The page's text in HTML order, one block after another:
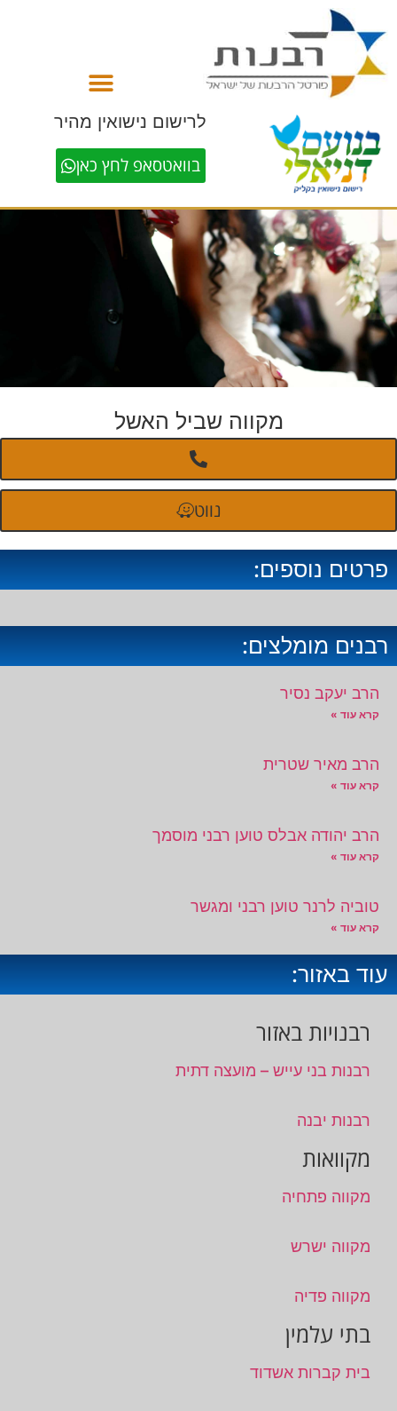
לרישום נישואין מהיר
בוואטסאפ לחץ כאן
מקווה שביל האשל
נווט
פרטים נוספים:
רבנים מומלצים:
הרב יעקב נסיר
קרא עוד »
הרב מאיר שטרית
קרא עוד »
הרב יהודה אבלס טוען רבני מוסמך
קרא עוד »
טוביה לרנר טוען רבני ומגשר
קרא עוד »
עוד באזור:
רבנויות באזור
רבנות בני עייש – מועצה דתית
רבנות יבנה
מקוואות
מקווה פתחיה
מקווה ישרש
מקווה פדיה
בתי עלמין
בית קברות אשדוד